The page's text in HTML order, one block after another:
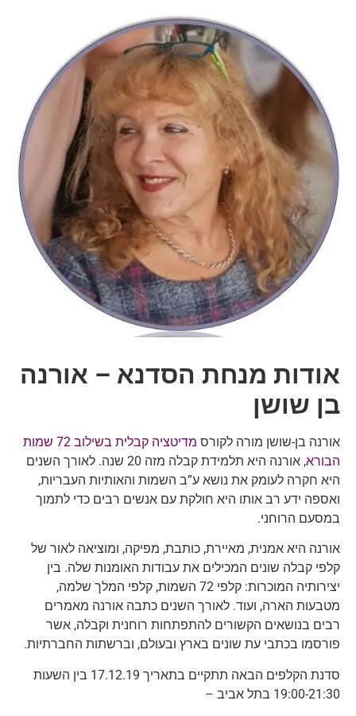
אודות מנחת הסדנא – אורנה
בן שושן
אורנה בן-שושן מורה לקורס
מדיטציה קבלית בשילוב 72 שמות
הבורא
, אורנה היא תלמידת קבלה מזה 20 שנה. לאורך השנים
היא חקרה לעומק את נושא ע”ב השמות והאותיות העבריות,
ואספה ידע רב אותו היא חולקת עם אנשים רבים כדי לתמוך
במסעם הרוחני.
אורנה היא אמנית, מאיירת, כותבת, מפיקה, ומוציאה לאור של
קלפי קבלה שונים המכילים את עבודות האומנות שלה. בין
יצירותיה המוכרות: קלפי 72 השמות, קלפי המלך שלמה,
מטבעות הארה, ועוד. לאורך השנים כתבה אורנה מאמרים
רבים בנושאים הקשורים להתפתחות רוחנית וקבלה, אשר
פורסמו בכתבי עת שונים בארץ ובעולם, וברשתות החברתיות.
סדנת הקלפים הבאה תתקיים בתאריך 17.12.19 בין השעות
19:00-21:30 בתל אביב –